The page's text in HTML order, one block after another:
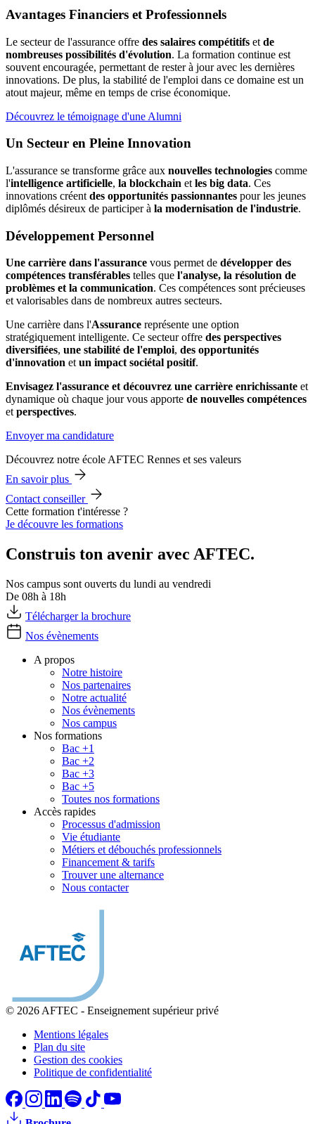
Avantages Financiers et Professionnels
Le secteur de l'assurance offre des salaires compétitifs et de
nombreuses possibilités d'évolution. La formation continue est
souvent encouragée, permettant de rester à jour avec les dernières
innovations. De plus, la stabilité de l'emploi dans ce domaine est un
atout majeur, même en temps de crise économique.
Découvrez le témoignage d'une Alumni
Un Secteur en Pleine Innovation
L'assurance se transforme grâce aux nouvelles technologies comme
l'intelligence artificielle, la blockchain et les big data. Ces
innovations créent des opportunités passionnantes pour les jeunes
diplômés désireux de participer à la modernisation de l'industrie.
Développement Personnel
Une carrière dans l'assurance vous permet de développer des
compétences transférables telles que l'analyse, la résolution de
problèmes et la communication. Ces compétences sont précieuses
et valorisables dans de nombreux autres secteurs.
Une carrière dans l'Assurance représente une option
stratégiquement intelligente. Ce secteur offre des perspectives
diversifiées, une stabilité de l'emploi, des opportunités
d'innovation etun impact sociétal positif.
Envisagez l'assurance et découvrez une carrière enrichissante et
dynamique où chaque jour vous apporte de nouvelles compétences
etperspectives.
Envoyer ma candidature
Découvrez notre école AFTEC Rennes et ses valeurs
En savoir plus
Contact conseiller
Cette formation t'intéresse ?
Je découvre les formations
Construis ton avenir avec AFTEC.
Nos campus sont ouverts du lundi au vendredi
De 08h à 18h
Télécharger la brochure
Nos évènements
A propos
Notre histoire
Nos partenaires
Notre actualité
Nos évènements
Nos campus
Nos formations
Bac +1
Bac +2
Bac +3
Bac +5
Toutes nos formations
Accès rapides
Processus d'admission
Vie étudiante
Métiers et débouchés professionnels
Financement & tarifs
Trouver une alternance
Nous contacter
© 2026 AFTEC - Enseignement supérieur privé
Mentions légales
Plan du site
Gestion des cookies
Politique de confidentialité